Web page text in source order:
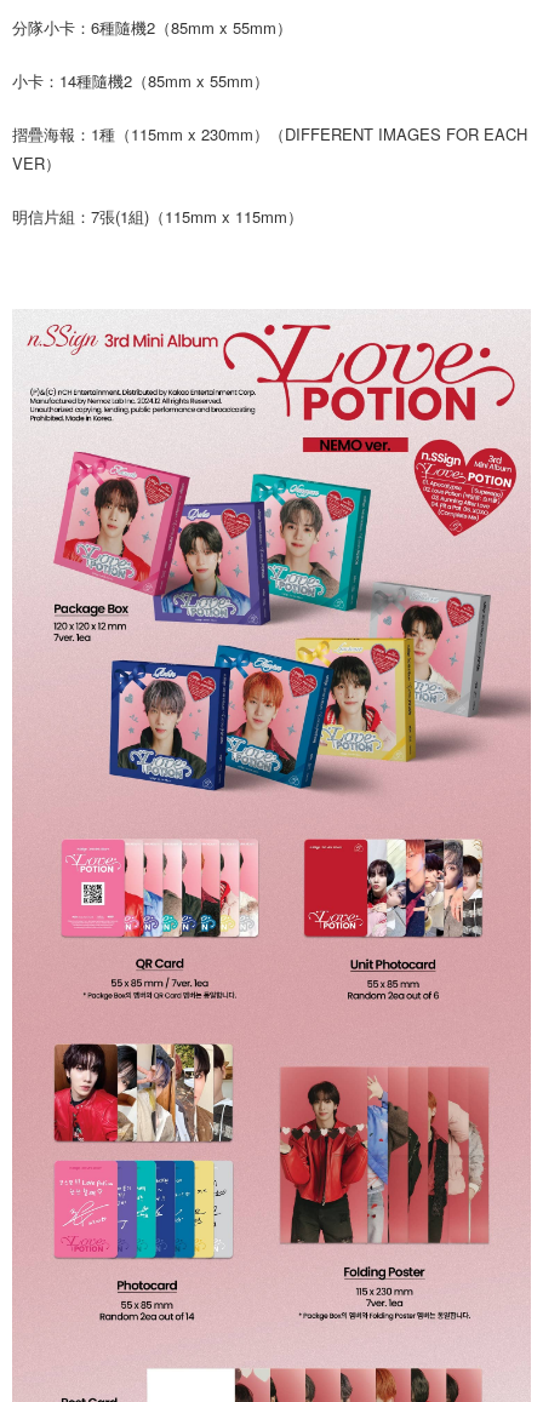
※ 交易是否成功請以「AFTEE先享後付 」之結帳頁面顯示為準，若有關於
客戶支援中心」https://netprotections.freshdesk.com/support/home
１．透過由恩沛科技股份有限公司提供之「AFTEE先享後付」服務完成之交
易，需依本服務之必要範圍內提供個人資料，並將交易相關給付款項請求債
２．關於個人資料處理事宜，請瀏覽以下網址：
https://aftee.tw/terms/#terms3
時審查核予不同之上限額度；若仍有額度不足之情形，本公司將視審查結果
請求用戶進行身份認證。
５．嚴禁一人註冊多個帳號或使用他人資訊註冊。若發現惡意使用之情形，
恩沛科技股份有限公司將有權停止該用戶之使用額度並採取法律行動。
付款後7-11取貨
每筆NT$90
每筆NT$200
亞洲國家/地區配送 查看運費
北美國家/地區配送 查看運費
分隊小卡：6種隨機2（85mm x 55mm）
小卡：14種隨機2（85mm x 55mm）
摺疊海報：1種（115mm x 230mm）（DIFFERENT IMAGES FOR EACH
VER）
明信片組：7張(1組)（115mm x 115mm）